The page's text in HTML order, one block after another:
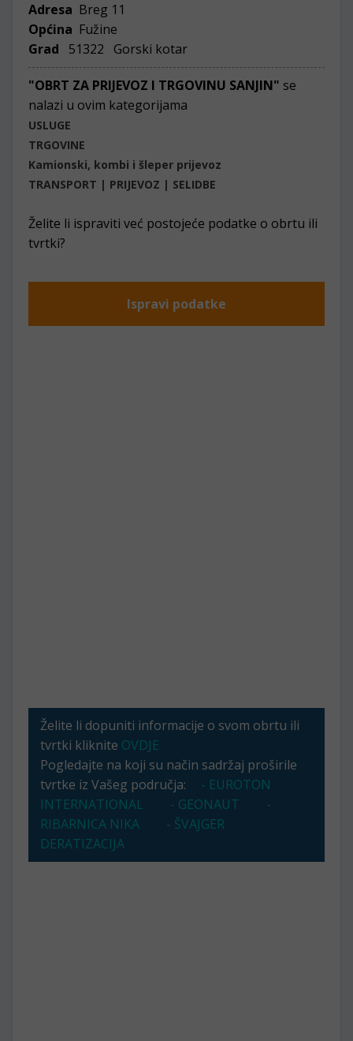
Adresa Breg 11
Općina Fužine
Grad
51322 Gorski kotar
"OBRT ZA PRIJEVOZ I TRGOVINU SANJIN" se
nalazi u ovim kategorijama
USLUGE
TRGOVINE
Kamionski, kombi i šleper prijevoz
TRANSPORT | PRIJEVOZ | SELIDBE
Želite li ispraviti već postojeće podatke o obrtu ili
tvrtki?
Ispravi podatke
Želite li dopuniti informacije o svom obrtu ili
tvrtki kliknite OVDJE
Pogledajte na koji su način sadržaj proširile
tvrtke iz Vašeg područja:
- EUROTON
INTERNATIONAL
- GEONAUT
-
RIBARNICA NIKA
- ŠVAJGER
DERATIZACIJA